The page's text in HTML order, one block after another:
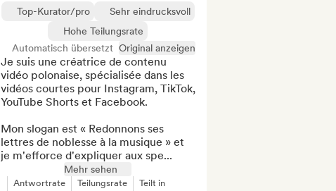
Top-Kurator/pro
Sehr eindrucksvoll
Hohe Teilungsrate
Automatisch übersetzt Original anzeigen
Je suis une créatrice de contenu
vidéo polonaise, spécialisée dans les
vidéos courtes pour Instagram, TikTok,
YouTube Shorts et Facebook.
Mon slogan est « Redonnons ses
lettres de noblesse à la musique » et
je m'efforce d'expliquer aux spe...
Mehr sehen
Antwortrate Teilungsrate Teilt in